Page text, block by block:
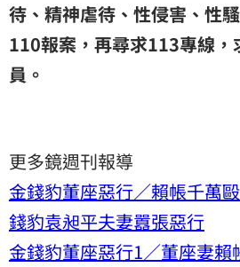
待、精神虐待、性侵害、性
110報案，再尋求113專線，
員。
更多鏡週刊報導
金錢豹董座惡行／賴帳千萬
錢豹袁昶平夫妻囂張惡行
金錢豹董座惡行1／董座妻